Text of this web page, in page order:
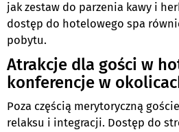
jak zestaw do parzenia kawy i
dostęp do hotelowego spa
pobytu.
Atrakcje dla gości w
konferencje w
Poza częścią merytoryczną
relaksu i integracji. Dostęp do